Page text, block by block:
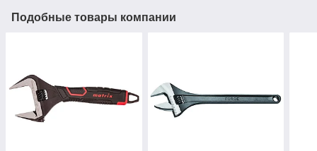
Подобные товары компании